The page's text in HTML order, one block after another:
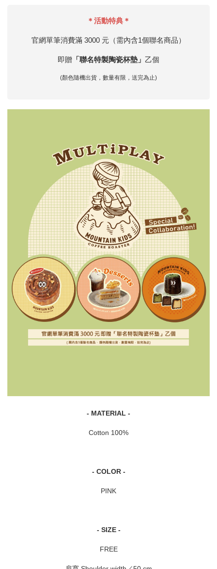
＊活動特典＊
官網單筆消費滿 3000 元（需內含1個聯名商品）
即贈 「聯名特製陶瓷杯墊」 乙個
(顏色隨機出貨，數量有限，送完為止)
- MATERIAL -
Cotton 100%
- COLOR -
PINK
- SIZE -
FREE